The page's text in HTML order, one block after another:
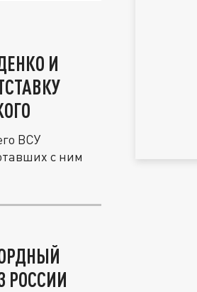
И
ВСУ
с ним
РОССИИ